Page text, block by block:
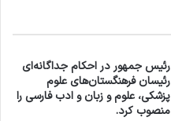
رئیس جمهور در احکام جداگانه‌ای
رئیسان فرهنگستان‌های علوم
پزشکی، علوم و زبان و ادب فارسی را
منصوب کرد.